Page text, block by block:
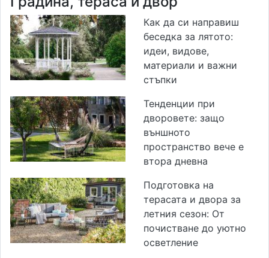
Как да си направиш
беседка за лятото:
идеи, видове,
материали и важни
стъпки
Тенденции при
дворовете: защо
външното
пространство вече е
втора дневна
Подготовка на
терасата и двора за
летния сезон: От
почистване до уютно
осветление